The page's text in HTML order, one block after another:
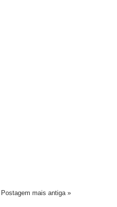
Postagem mais antiga »